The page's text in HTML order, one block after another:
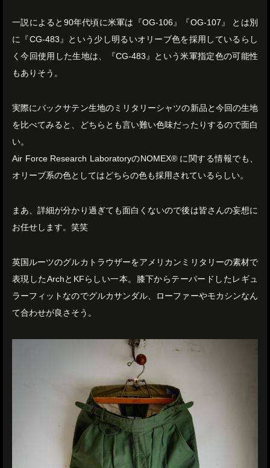
一説によると90年代頃に米軍は『OG-106』『OG-107』 とは別
に『CG-483』という少し明るいオリーブ色を採用しているらし
く今回使用した生地は、『CG-483』という米軍指定色の可能性
もありそう。
実際にバックサテン生地のミリタリーシャツの新品と今回の生地
を比べてみると、どちらとも言い難い色味だったりするので面白
い。
Air Force Research LaboratoryのNOMEX® に関する情報でも、
オリーブ系の色としてはどちらの色も採用されているらしい。
まあ、詳細が分かり過ぎても面白くないので後は皆さんの妄想に
お任せします。笑笑
英国ルーツのグルカトラウザーをアメリカンミリタリーの素材で
表現したArchとKFらしい一本。膝下からテーパードしたレギュ
ラーフィットなのでグルカサンダル、ローファーやモカシンなん
て合わせが良さそう。